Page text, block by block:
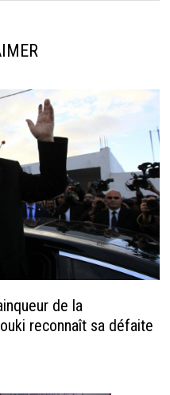
de la
reconnaît sa défaite